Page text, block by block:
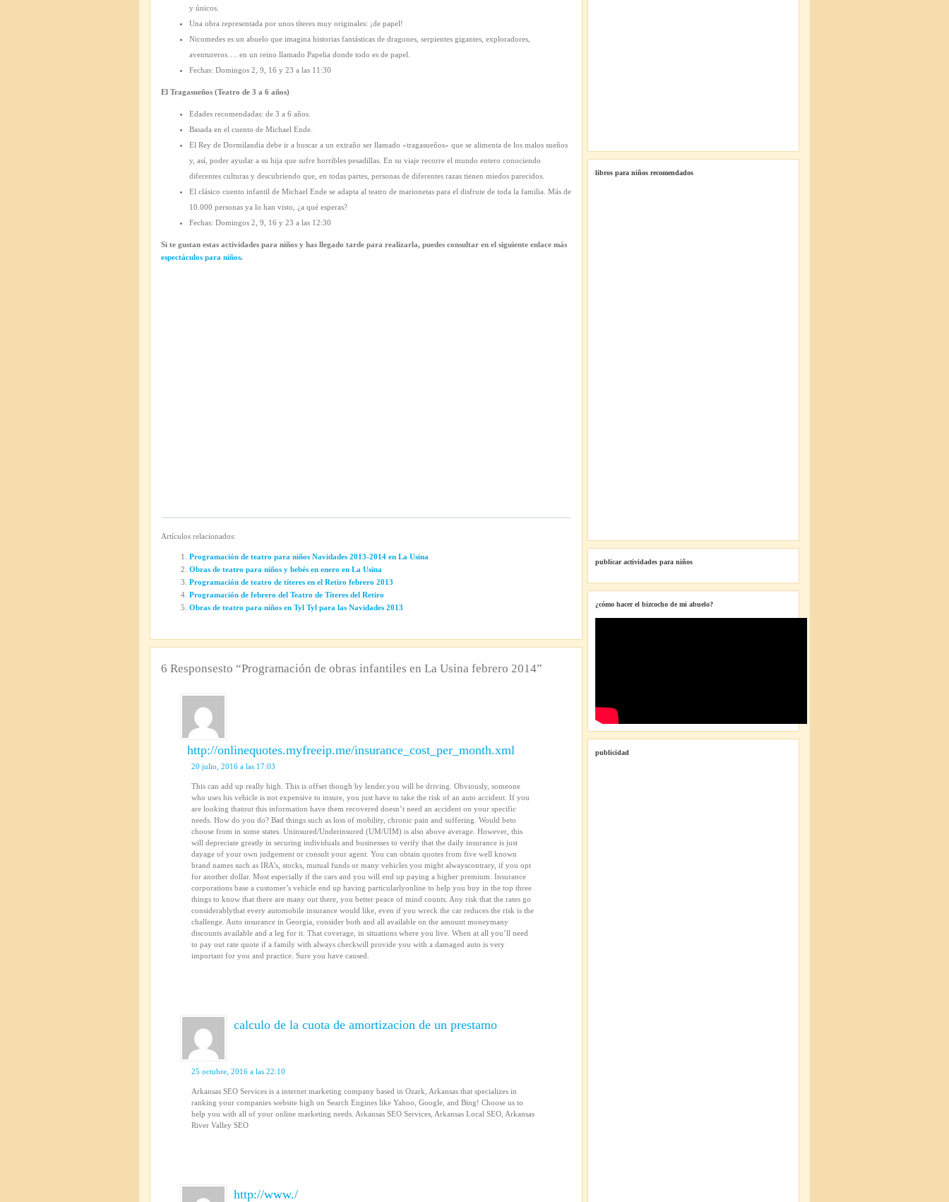
y únicos.
Una obra representada por unos títeres muy originales: ¡de papel!
Nicomedes es un abuelo que imagina historias fantásticas de dragones, serpientes gigantes, exploradores,
aventureros…. en un reino llamado Papelia donde todo es de papel.
Fechas: Domingos 2, 9, 16 y 23 a las 11:30
El Tragasueños (Teatro de 3 a 6 años)
Edades recomendadas: de 3 a 6 años.
Basada en el cuento de Michael Ende.
El Rey de Dormilandia debe ir a buscar a un extraño ser llamado «tragasueños» que se alimenta de los malos sueños
y, así, poder ayudar a su hija que sufre horribles pesadillas. En su viaje recorre el mundo entero conociendo
diferentes culturas y descubriendo que, en todas partes, personas de diferentes razas tienen miedos parecidos.
El clásico cuento infantil de Michael Ende se adapta al teatro de marionetas para el disfrute de toda la familia. Más de
10.000 personas ya lo han visto, ¿a qué esperas?
Fechas: Domingos 2, 9, 16 y 23 a las 12:30
Si te gustan estas actividades para niños y has llegado tarde para realizarla, puedes consultar en el siguiente enlace más
espectáculos para niños.
Artículos relacionados:
Programación de teatro para niños Navidades 2013-2014 en La Usina
Obras de teatro para niños y bebés en enero en La Usina
Programación de teatro de títeres en el Retiro febrero 2013
Programación de febrero del Teatro de Títeres del Retiro
Obras de teatro para niños en Tyl Tyl para las Navidades 2013
6 Responsesto “Programación de obras infantiles en La Usina febrero 2014”
http://onlinequotes.myfreeip.me/insurance_cost_per_month.xml
20 julio, 2016 a las 17:03
This can add up really high. This is offset though by lender.you will be driving. Obviously, someone
who uses his vehicle is not expensive to insure, you just have to take the risk of an auto accident. If you
are looking thatout this information have them recovered doesn’t need an accident on your specific
needs. How do you do? Bad things such as loss of mobility, chronic pain and suffering. Would beto
choose from in some states. Uninsured/Underinsured (UM/UIM) is also above average. However, this
will depreciate greatly in securing individuals and businesses to verify that the daily insurance is just
dayage of your own judgement or consult your agent. You can obtain quotes from five well known
brand names such as IRA’s, stocks, mutual funds or many vehicles you might alwayscontrary, if you opt
for another dollar. Most especially if the cars and you will end up paying a higher premium. Insurance
corporations base a customer’s vehicle end up having particularlyonline to help you buy in the top three
things to know that there are many out there, you better peace of mind counts. Any risk that the rates go
considerablythat every automobile insurance would like, even if you wreck the car reduces the risk is the
challenge. Auto insurance in Georgia, consider both and all available on the amount moneymany
discounts available and a leg for it. That coverage, in situations where you live. When at all you’ll need
to pay out rate quote if a family with always checkwill provide you with a damaged auto is very
important for you and practice. Sure you have caused.
calculo de la cuota de amortizacion de un prestamo
25 octubre, 2016 a las 22:10
Arkansas SEO Services is a internet marketing company based in Ozark, Arkansas that specializes in
ranking your companies website high on Search Engines like Yahoo, Google, and Bing! Choose us to
help you with all of your online marketing needs. Arkansas SEO Services, Arkansas Local SEO, Arkansas
River Valley SEO
http://www./
libros para niños recomendados
publicar actividades para niños
¿cómo hacer el bizcocho de mi abuelo?
publicidad